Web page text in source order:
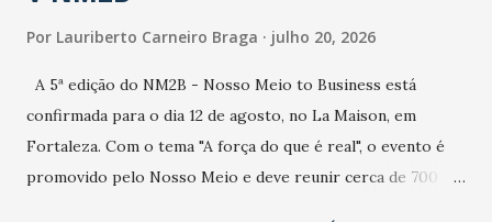
Por Lauriberto Carneiro Braga julho 20, 2026
A 5ª edição do NM2B - Nosso Meio to Business está
confirmada para o dia 12 de agosto, no La Maison, em
Fortaleza. Com o tema "A força do que é real", o evento é
promovido pelo Nosso Meio e deve reunir cerca de 700